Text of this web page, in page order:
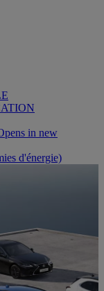
in new
d'énergie)